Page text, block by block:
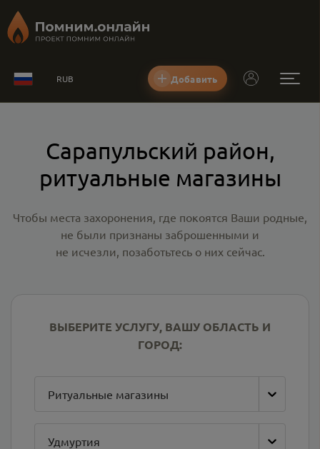
RUB Добавить
Сарапульский район,
ритуальные магазины
Чтобы места захоронения, где покоятся Ваши родные,
не были признаны заброшенными и
не исчезли, позаботьтесь о них сейчас.
ВЫБЕРИТЕ УСЛУГУ, ВАШУ ОБЛАСТЬ И
ГОРОД:
Ритуальные магазины
Удмуртия